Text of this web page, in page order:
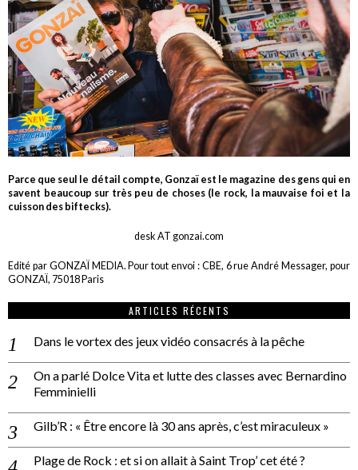
Parce que seul le détail compte, Gonzaï est le magazine des gens qui en
savent beaucoup sur très peu de choses (le rock, la mauvaise foi et la
cuisson des biftecks).
desk AT gonzai.com
Edité par GONZAÏ MEDIA. Pour tout envoi : CBE, 6 rue André Messager, pour
GONZAÏ, 75018 Paris
ARTICLES RÉCENTS
Dans le vortex des jeux vidéo consacrés à la pêche
On a parlé Dolce Vita et lutte des classes avec Bernardino
Femminielli
Gilb’R : « Être encore là 30 ans après, c’est miraculeux »
Plage de Rock : et si on allait à Saint Trop’ cet été ?